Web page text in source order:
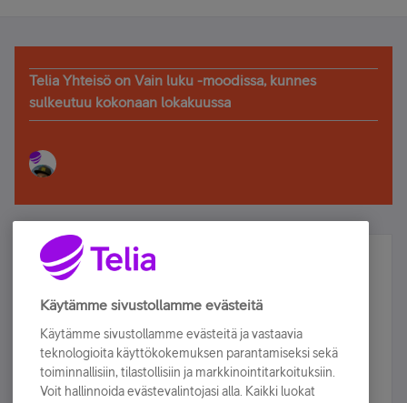
Telia Yhteisö on Vain luku -moodissa, kunnes
sulkeutuu kokonaan lokakuussa
Älä jää paitsi – osallistu ja voita!
Tilaa Telian uutiskirje ja olet mukana arvonnassa.
sähköpostiisi.
Tilaa nyt
Käytämme sivustollamme evästeitä
Käytämme sivustollamme evästeitä ja vastaavia
teknologioita käyttökokemuksen parantamiseksi sekä
toiminnallisiin, tilastollisiin ja markkinointitarkoituksiin.
Voit hallinnoida evästevalintojasi alla. Kaikki luokat